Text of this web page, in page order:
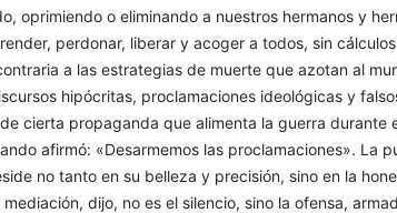
oprimiendo o eliminando a nuestros hermanos y
perdonar, liberar y acoger a todos, sin
a las estrategias de muerte que azotan al
hipócritas, proclamaciones ideológicas y
cierta propaganda que alimenta la guerra durante
afirmó: «Desarmemos las proclamaciones». La
no tanto en su belleza y precisión, sino en la
dijo, no es el silencio, sino la ofensa,